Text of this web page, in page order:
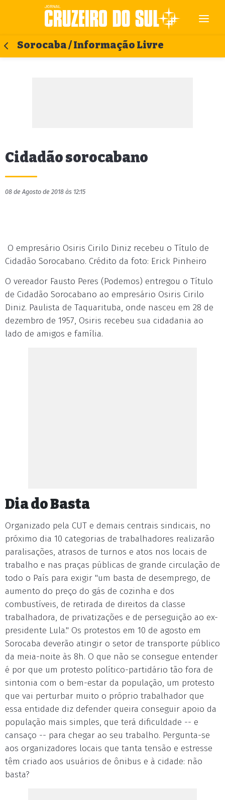
Sorocaba / Informação Livre
Cidadão sorocabano
08 de Agosto de 2018 às 12:15
O empresário Osiris Cirilo Diniz recebeu o Título de
Cidadão Sorocabano. Crédito da foto: Erick Pinheiro
O vereador Fausto Peres (Podemos) entregou o Título
de Cidadão Sorocabano ao empresário Osiris Cirilo
Diniz. Paulista de Taquarituba, onde nasceu em 28 de
dezembro de 1957, Osiris recebeu sua cidadania ao
lado de amigos e família.
Dia do Basta
Organizado pela CUT e demais centrais sindicais, no
próximo dia 10 categorias de trabalhadores realizarão
paralisações, atrasos de turnos e atos nos locais de
trabalho e nas praças públicas de grande circulação de
todo o País para exigir "um basta de desemprego, de
aumento do preço do gás de cozinha e dos
combustíveis, de retirada de direitos da classe
trabalhadora, de privatizações e de perseguição ao ex-
presidente Lula." Os protestos em 10 de agosto em
Sorocaba deverão atingir o setor de transporte público
da meia-noite às 8h. O que não se consegue entender
é por que um protesto político-partidário tão fora de
sintonia com o bem-estar da população, um protesto
que vai perturbar muito o próprio trabalhador que
essa entidade diz defender queira conseguir apoio da
população mais simples, que terá dificuldade -- e
cansaço -- para chegar ao seu trabalho. Pergunta-se
aos organizadores locais que tanta tensão e estresse
têm criado aos usuários de ônibus e à cidade: não
basta?